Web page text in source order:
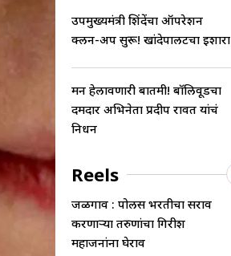
उपमुख्यमंत्री शिंदेंचा ऑपरेशन
क्लीन-अप सुरू! खांदेपालटचा इशारा
मन हेलावणारी बातमी! बॉलिवूडचा
दमदार अभिनेता प्रदीप रावत यांचं
निधन
Reels
जळगाव : पोलीस भरतीचा सराव
करणाऱ्या तरुणांचा गिरीश
महाजनांना घेराव